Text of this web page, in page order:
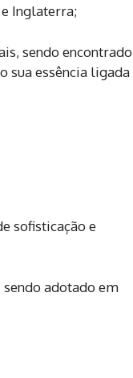
Inglaterra;
sendo encontrado
sua essência ligada
sofisticação e
adotado em